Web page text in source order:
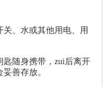
、水或其他用电、用
匙随身携带，zui后离开
善存放。